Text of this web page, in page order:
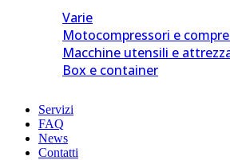
Varie
Motocompressori e
Macchine utensili e
Box e container
Servizi
FAQ
News
Contatti